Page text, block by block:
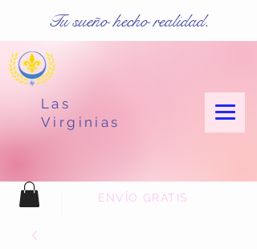
Las
Virginias
ENVÍO GRATIS
Tu sueño hecho realidad.